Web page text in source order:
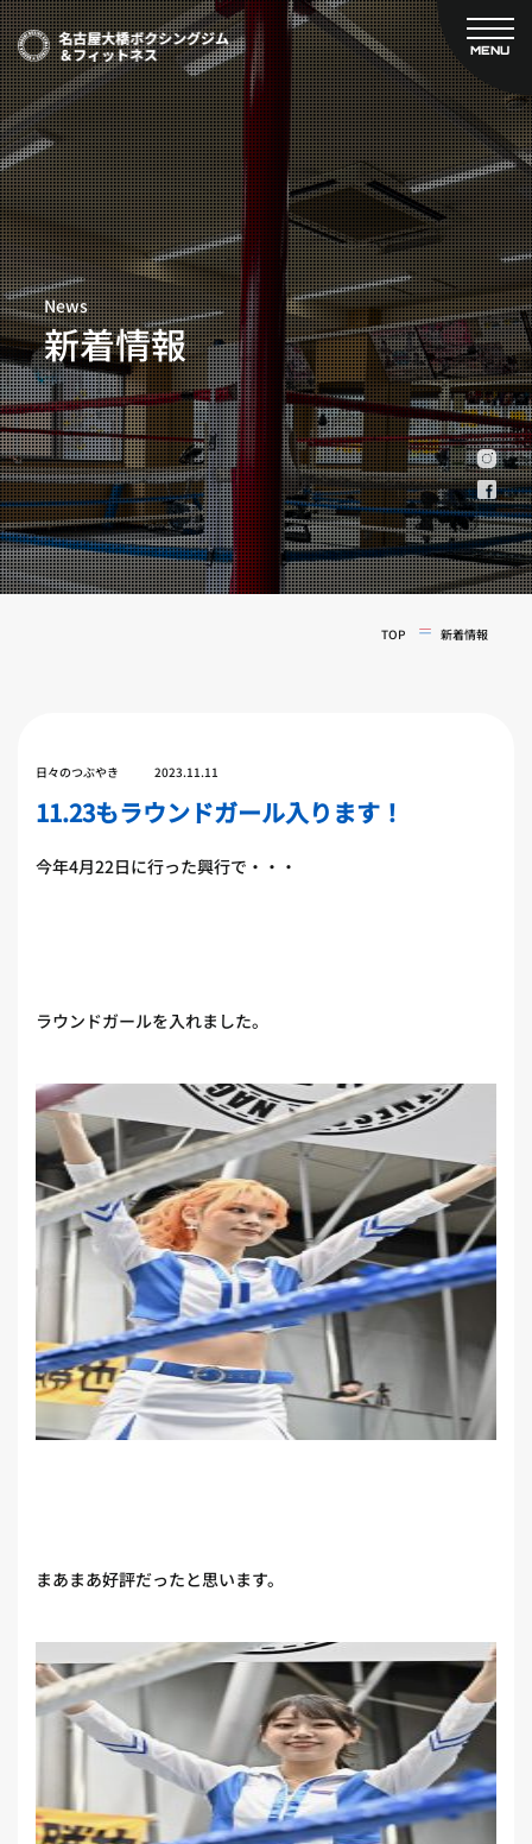
MENU
CLOSE
TOP
新着情報
ご予約
プライベートコース予約
レンタルスタジオ予約
名古屋大橋ボクシングジムについて
大橋弘政プロフィール
スタッフ紹介
料金案内
設備紹介
アクセス
営業時間
トレーナー募集
スポンサー募集
大会チケット購入
キャンペーン
実戦コース
料金システム
フィットネスコース
News
新着情報
TOP 新着情報
日々のつぶやき 2023.11.11
11.23もラウンドガール入ります！
今年4月22日に行った興行で・・・
ラウンドガールを入れました。
まあまあ好評だったと思います。